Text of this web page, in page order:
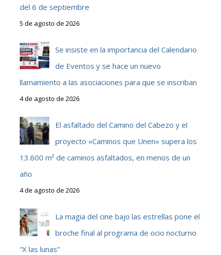
del 6 de septiembre
5 de agosto de 2026
Se insiste en la importancia del Calendario
de Eventos y se hace un nuevo
llamamiento a las asociaciones para que se inscriban
4 de agosto de 2026
El asfaltado del Camino del Cabezo y el
proyecto «Caminos que Unen» supera los
13.600 m² de caminos asfaltados, en menos de un
año
4 de agosto de 2026
La magia del cine bajo las estrellas pone el
broche final al programa de ocio nocturno
“X las lunas”